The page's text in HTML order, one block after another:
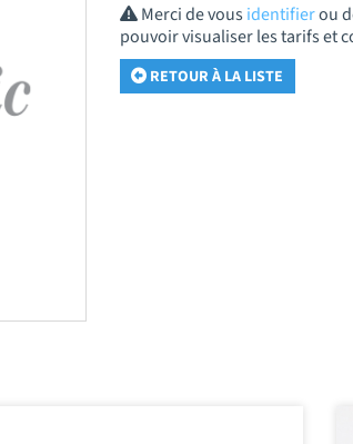
Merci de vousidentifierou
pouvoir visualiser les tarifs et
RETOUR À LA LISTE